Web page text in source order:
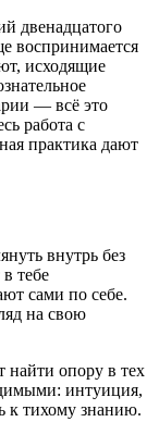
двенадцатого
воспринимается
исходящие
— всё это
работа с
практика дают
внутрь без
тебе
сами по себе.
на свою
найти опору в тех
интуиция,
к тихому знанию.